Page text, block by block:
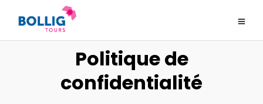
Politique de
confidentialité